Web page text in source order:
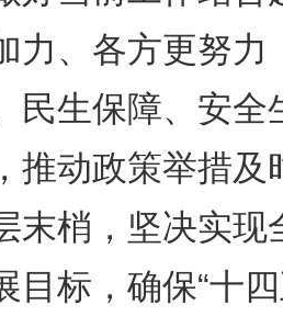
力、各方更努力
民生保障、安全
推动政策举措及
末梢，坚决实现
目标，确保“十